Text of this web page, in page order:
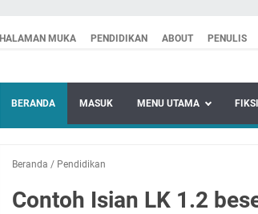
HALAMAN MUKA PENDIDIKAN ABOUT PENULIS
BERANDA MASUK MENU UTAMA FIKSI
Beranda / Pendidikan
Contoh Isian LK 1.2